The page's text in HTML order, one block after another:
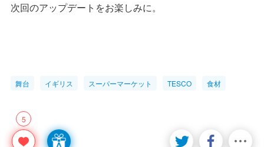
次回のアップデートをお楽しみに。
舞台 イギリス スーパーマーケット TESCO 食材
5